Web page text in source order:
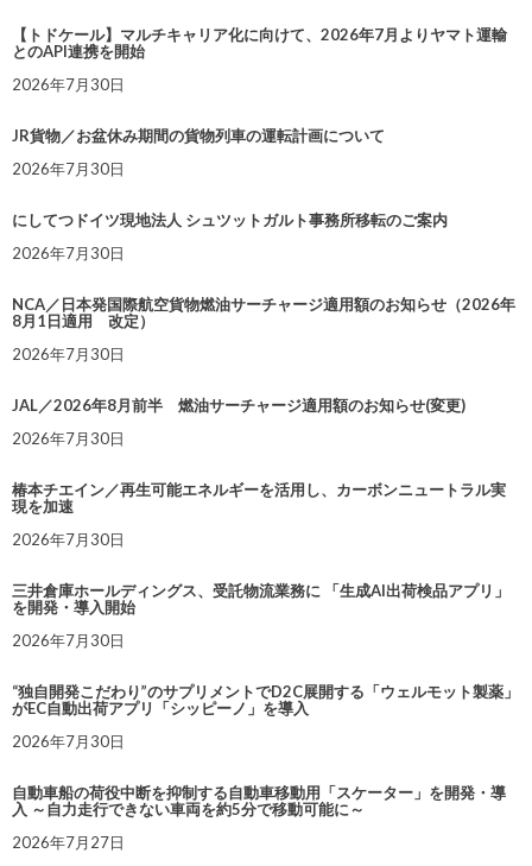
【トドケール】マルチキャリア化に向けて、2026年7月よりヤマト運輸
とのAPI連携を開始
2026年7月30日
JR貨物／お盆休み期間の貨物列車の運転計画について
2026年7月30日
にしてつドイツ現地法人 シュツットガルト事務所移転のご案内
2026年7月30日
NCA／日本発国際航空貨物燃油サーチャージ適用額のお知らせ（2026年
8月1日適用 改定）
2026年7月30日
JAL／2026年8月前半 燃油サーチャージ適用額のお知らせ(変更)
2026年7月30日
椿本チエイン／再生可能エネルギーを活用し、カーボンニュートラル実
現を加速
2026年7月30日
三井倉庫ホールディングス、受託物流業務に 「生成AI出荷検品アプリ」
を開発・導入開始
2026年7月30日
“独自開発こだわり”のサプリメントでD2C展開する「ウェルモット製薬」
がEC自動出荷アプリ「シッピーノ」を導入
2026年7月30日
自動車船の荷役中断を抑制する自動車移動用「スケーター」を開発・導
入 ～自力走行できない車両を約5分で移動可能に～
2026年7月27日